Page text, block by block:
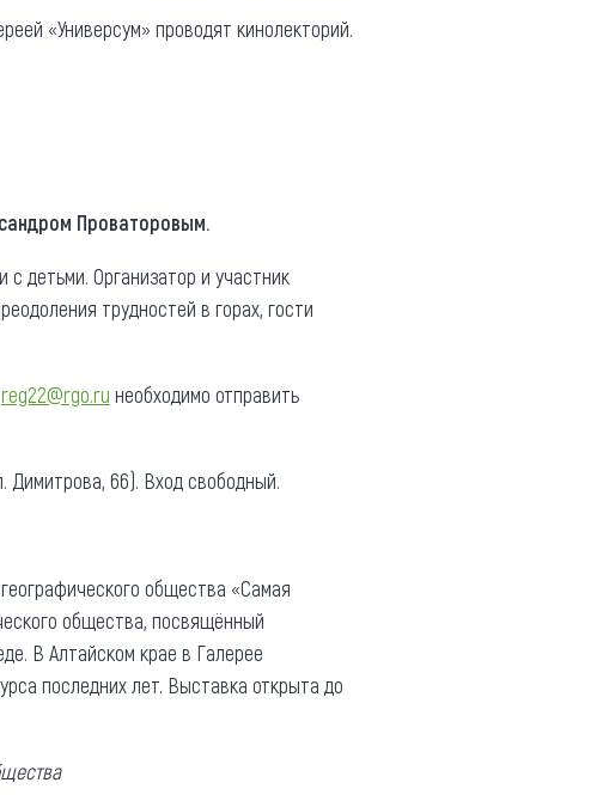
Блог путешественника
«Универсум» проводят кинолекторий.
Проваторовым.
детьми. Организатор и участник
трудностей в горах, гости
reg22@rgo.ru необходимо отправить
Димитрова, 66). Вход свободный.
общества «Самая
общества, посвящённый
В Алтайском крае в Галерее
последних лет. Выставка открыта до